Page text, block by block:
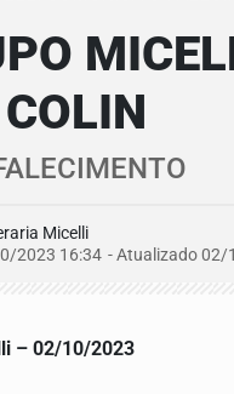
Micelli
2023 16:34 - Atualizado02/
– 02/10/2023